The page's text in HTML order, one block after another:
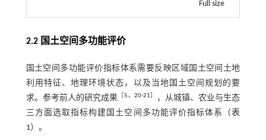
Full size
2.2 国土空间多功能评价
国土空间多功能评价指标体系需要反映区域国土空间土地
利用特征、地理环境状态，以及当地国土空间规划的要
求。参考前人的研究成果
5，20-21
，从城镇、农业与生态
三方面选取指标构建国土空间多功能评价指标体系（表
1）。